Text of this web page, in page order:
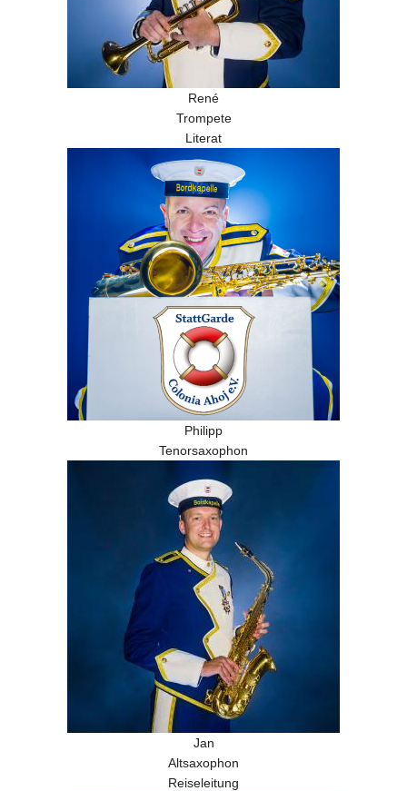
René
Trompete
Literat
Philipp
Tenorsaxophon
Jan
Altsaxophon
Reiseleitung